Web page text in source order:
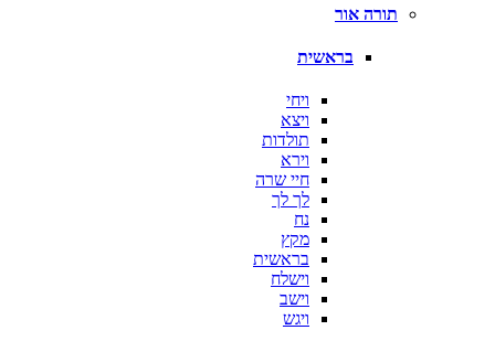
תורה אור
בראשית
ויחי
ויצא
תולדות
וירא
חיי שרה
לך לך
נח
מקץ
בראשית
וישלח
וישב
ויגש